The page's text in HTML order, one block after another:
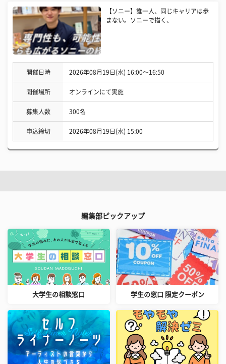
【ソニー】誰一人、同じキャリアは歩
まない。ソニーで描く、
開催日時 2026年08月19日(水) 16:00〜16:50
開催場所 オンラインにて実施
募集人数 300名
申込締切 2026年08月19日(水) 15:00
編集部ピックアップ
大学生の相談窓口 学生の窓口 限定クーポン